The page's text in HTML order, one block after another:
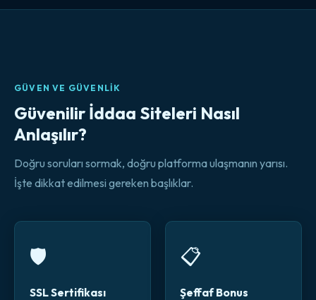
GÜVEN VE GÜVENLIK
Güvenilir İddaa Siteleri Nasıl
Anlaşılır?
Doğru soruları sormak, doğru platforma ulaşmanın yarısı.
İşte dikkat edilmesi gereken başlıklar.
🛡️
SSL Sertifikası
📋
Şeffaf Bonus